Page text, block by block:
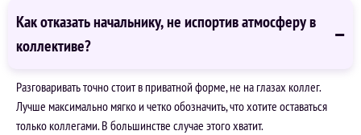
Как отказать начальнику, не испортив атмосферу в
коллективе?
Разговаривать точно стоит в приватной форме, не на глазах коллег.
Лучше максимально мягко и четко обозначить, что хотите оставаться
только коллегами. В большинстве случае этого хватит.